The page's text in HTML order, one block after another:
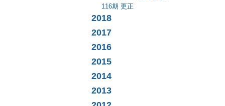
116期 更正
2018
2017
2016
2015
2014
2013